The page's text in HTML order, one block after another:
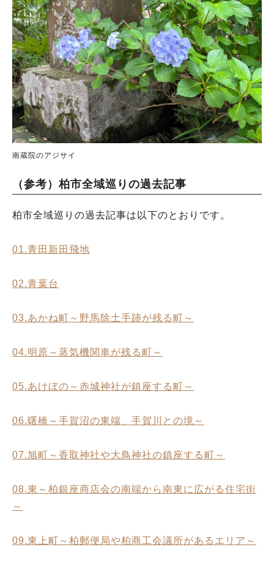
南蔵院のアジサイ
（参考）柏市全域巡りの過去記事
柏市全域巡りの過去記事は以下のとおりです。
01.青田新田飛地
02.青葉台
03.あかね町～野馬除土手跡が残る町～
04.明原～蒸気機関車が残る町～
05.あけぼの～赤城神社が鎮座する町～
06.曙橋～手賀沼の東端、手賀川との境～
07.旭町～香取神社や大鳥神社の鎮座する町～
08.東～柏銀座商店会の南端から南東に広がる住宅街
～
09.東上町～柏郵便局や柏商工会議所があるエリア～